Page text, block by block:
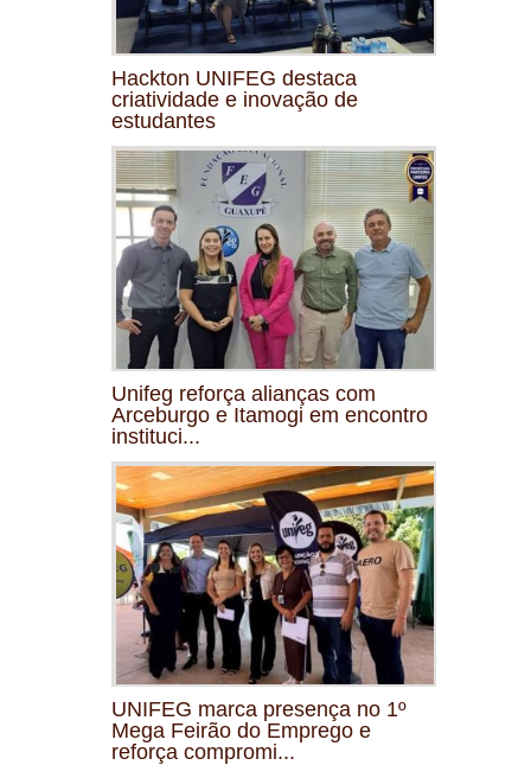
Hackton UNIFEG destaca
criatividade e inovação de
estudantes
Unifeg reforça alianças com
Arceburgo e Itamogi em encontro
instituci...
UNIFEG marca presença no 1º
Mega Feirão do Emprego e
reforça compromi...